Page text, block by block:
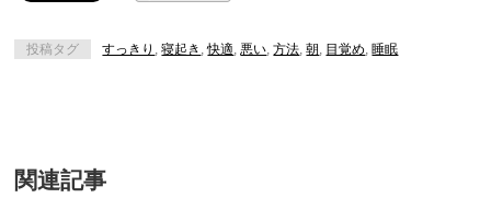
投稿タグ すっきり ,寝起き ,快適 ,悪い ,方法 ,朝 目覚め ,睡眠
関連記事